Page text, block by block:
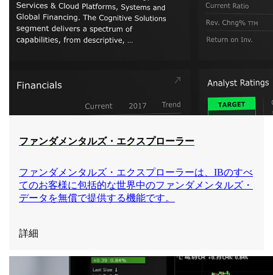
ファンダメンタルズ・エクスプローラー
ファンダメンタルズ・エクスプローラーは、IBのすべ
てのお客様に包括的な世界中のファンダメンタルズ・
データを無償で提供する機能です。
詳細